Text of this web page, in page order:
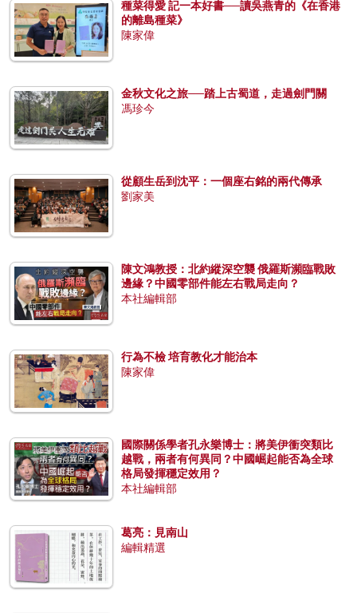
種菜得愛 記一本好書──讀吳燕青的《在香港
的離島種菜》
陳家偉
金秋文化之旅──踏上古蜀道，走過劍門關
馮珍今
從顧生岳到沈平：一個座右銘的兩代傳承
劉家美
陳文鴻教授：北約縱深空襲 俄羅斯瀕臨戰敗
邊緣？中國零部件能左右戰局走向？
本社編輯部
行為不檢 培育教化才能治本
陳家偉
國際關係學者孔永樂博士：將美伊衝突類比
越戰，兩者有何異同？中國崛起能否為全球
格局發揮穩定效用？
本社編輯部
葛亮：見南山
編輯精選